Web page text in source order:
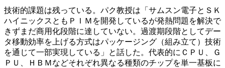
技術的課題は残っている。パク教授は「サムスン電子とＳＫ
ハイニックスともＰＩＭを開発しているが発熱問題を解決で
きずまだ商用化段階に達していない。過渡期段階としてデー
タ移動効率を上げる方式はパッケージング（組み立て）技術
を通じて一部実現している」と話した。代表的にＣＰＵ、Ｇ
ＰＵ、ＨＢＭなどそれぞれ異なる種類のチップを単一基板に